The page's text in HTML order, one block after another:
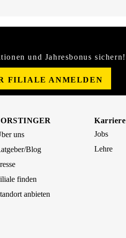
und Jahresbonus sichern!
FILIALE ANMELDEN
uns
Blog
finden
anbieten
Karriere
Jobs
Lehre